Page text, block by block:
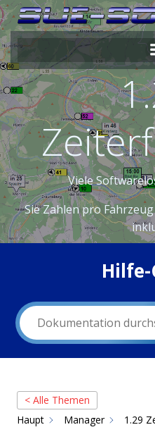
Viele
Sie Zahlen pro
< Alle Themen
Haupt
Manager 1.29